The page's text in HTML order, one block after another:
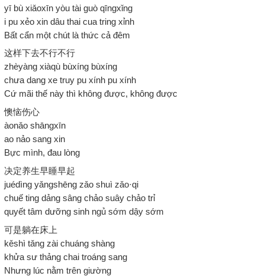
yī bù xiǎoxīn yòu tài guò qīngxǐng
i pu xẻo xin dâu thai cua tring xỉnh
Bất cẩn một chút là thức cả đêm
这样下去不行不行
zhèyàng xiàqù bùxíng bùxíng
chưa dang xe truy pu xính pu xính
Cứ mãi thế này thì không được, không được
懊恼伤心
àonǎo shāngxīn
ao nảo sang xin
Bực mình, đau lòng
决定养生早睡早起
juédìng yǎngshēng zǎo shuì zǎo·qi
chuế ting dảng sâng chảo suây chảo trỉ
quyết tâm dưỡng sinh ngủ sớm dậy sớm
可是躺在床上
kěshì tǎng zài chuáng shàng
khửa sư thảng chai troáng sang
Nhưng lúc nằm trên giường